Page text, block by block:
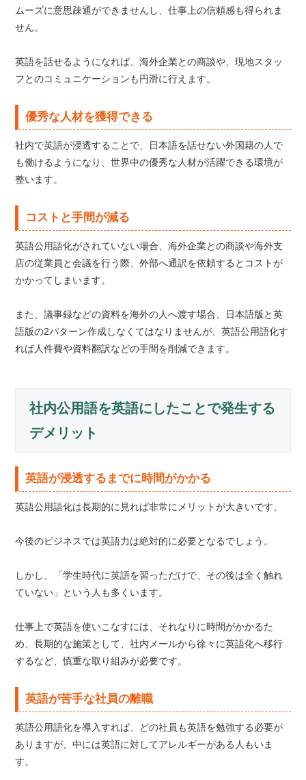
ムーズに意思疎通ができませんし、仕事上の信頼感も得られま
せん。
英語を話せるようになれば、海外企業との商談や、現地スタッ
フとのコミュニケーションも円滑に行えます。
優秀な人材を獲得できる
社内で英語が浸透することで、日本語を話せない外国籍の人で
も働けるようになり、世界中の優秀な人材が活躍できる環境が
整います。
コストと手間が減る
英語公用語化がされていない場合、海外企業との商談や海外支
店の従業員と会議を行う際、外部へ通訳を依頼するとコストが
かかってしまいます。
また、議事録などの資料を海外の人へ渡す場合、日本語版と英
語版の2パターン作成しなくてはなりませんが、英語公用語化す
れば人件費や資料翻訳などの手間を削減できます。
社内公用語を英語にしたことで発生する
デメリット
英語が浸透するまでに時間がかかる
英語公用語化は長期的に見れば非常にメリットが大きいです。
今後のビジネスでは英語力は絶対的に必要となるでしょう。
しかし、「学生時代に英語を習っただけで、その後は全く触れ
ていない」という人も多くいます。
仕事上で英語を使いこなすには、それなりに時間がかかるた
め、長期的な施策として、社内メールから徐々に英語化へ移行
するなど、慎重な取り組みが必要です。
英語が苦手な社員の離職
英語公用語化を導入すれば、どの社員も英語を勉強する必要が
ありますが、中には英語に対してアレルギーがある人もいま
す。